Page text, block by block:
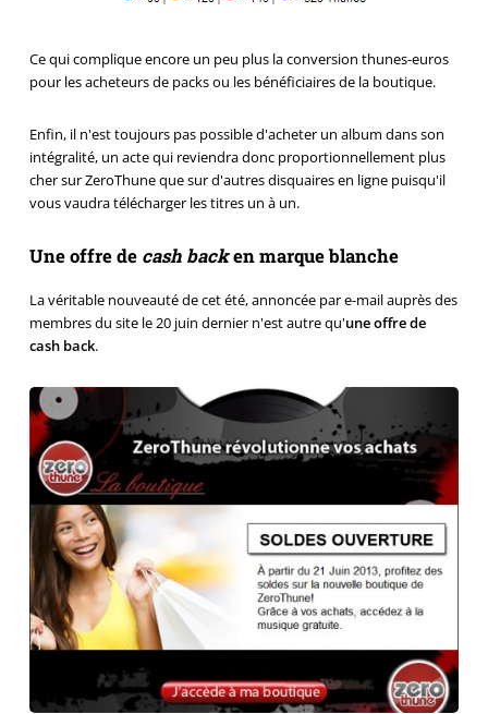
Ce qui complique encore un peu plus la conversion thunes-euros
pour les acheteurs de packs ou les bénéficiaires de la boutique.
Enfin, il n'est toujours pas possible d'acheter un album dans son
intégralité, un acte qui reviendra donc proportionnellement plus
cher sur ZeroThune que sur d'autres disquaires en ligne puisqu'il
vous vaudra télécharger les titres un à un.
Une offre de cash backen marque blanche
La véritable nouveauté de cet été, annoncée par e-mail auprès des
membres du site le 20 juin dernier n'est autre qu'une offre de
cash back.